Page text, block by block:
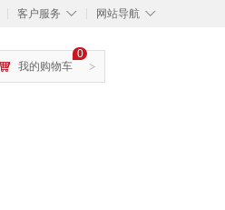
◇
客户服务 ◇
网站导航
>
0
我的购物车